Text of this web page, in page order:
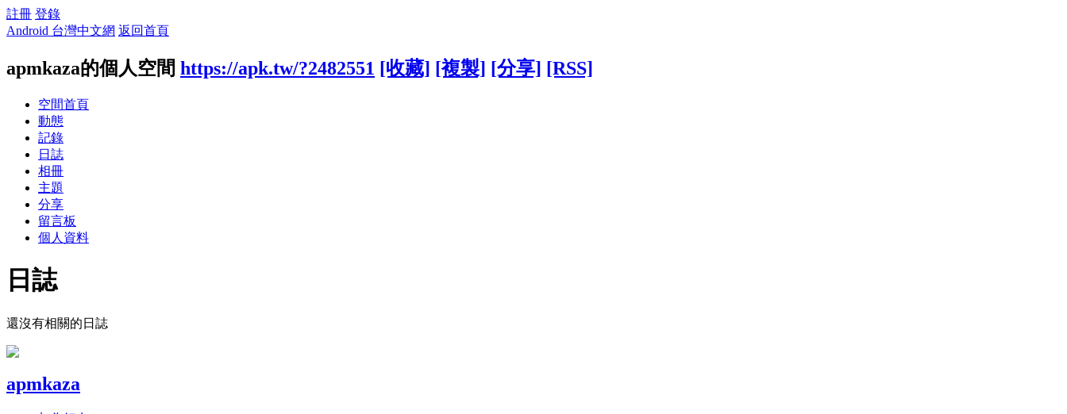
註冊 登錄
Android 台灣中文網 返回首頁
apmkaza的個人空間 https://apk.tw/?2482551 [收藏] [複製] [分享] [RSS]
空間首頁
動態
記錄
日誌
相冊
主題
分享
留言板
個人資料
日誌
還沒有相關的日誌
apmkaza